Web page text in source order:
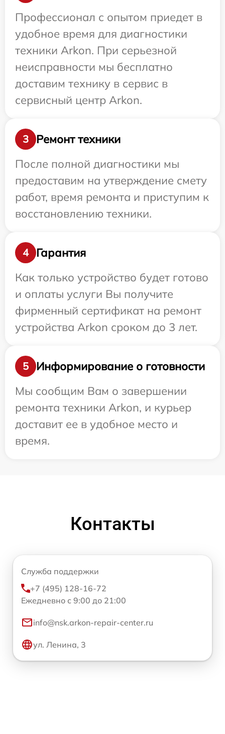
Профессионал с опытом приедет в
удобное время для диагностики
техники Arkon. При серьезной
неисправности мы бесплатно
доставим технику в сервис в
сервисный центр Arkon.
3
Ремонт техники
После полной диагностики мы
предоставим на утверждение смету
работ, время ремонта и приступим к
восстановлению техники.
4
Гарантия
Как только устройство будет готово
и оплаты услуги Вы получите
фирменный сертификат на ремонт
устройства Arkon сроком до 3 лет.
5
Информирование о готовности
Мы сообщим Вам о завершении
ремонта техники Arkon, и курьер
доставит ее в удобное место и
время.
Контакты
Служба поддержки
+7 (495) 128-16-72
Ежедневно с 9:00 до 21:00
info@nsk.arkon-repair-center.ru
ул. Ленина, 3